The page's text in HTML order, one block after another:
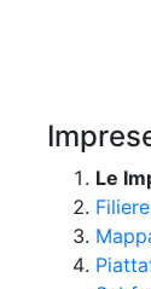
Le
Filiere